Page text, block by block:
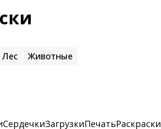
Лес Животные
СердечкиЗагрузкиПечатьРаскраски